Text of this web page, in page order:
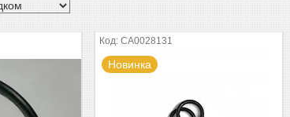
CA0028131
Новинка